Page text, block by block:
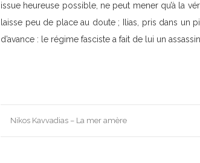
issue heureuse possible, ne peut mener qu’à la
laisse peu de place au doute ; Ilias, pris dans un
d’avance : le régime fasciste a fait de lui un assassin.
Post
navigation
Nikos Kavvadias – La mer amère